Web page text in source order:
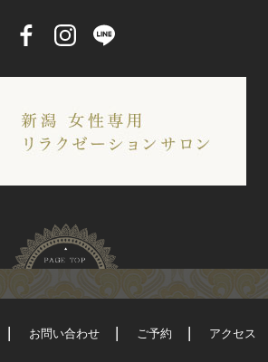
お問い合わせ ご予約 アクセス